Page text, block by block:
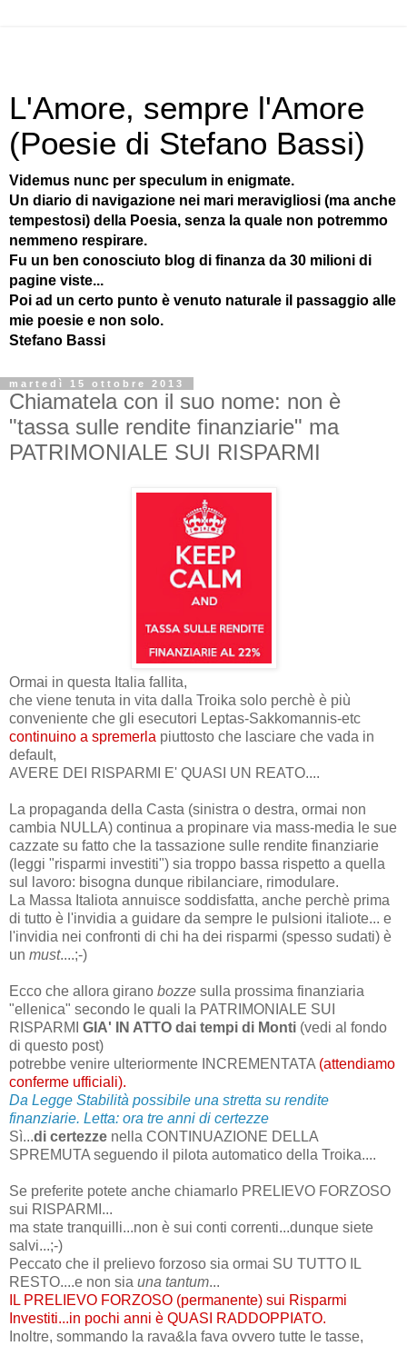
L'Amore, sempre l'Amore
(Poesie di Stefano Bassi)
Videmus nunc per speculum in enigmate.
Un diario di navigazione nei mari meravigliosi (ma anche
tempestosi) della Poesia, senza la quale non potremmo
nemmeno respirare.
Fu un ben conosciuto blog di finanza da 30 milioni di
pagine viste...
Poi ad un certo punto è venuto naturale il passaggio alle
mie poesie e non solo.
Stefano Bassi
martedì 15 ottobre 2013
Chiamatela con il suo nome: non è
"tassa sulle rendite finanziarie" ma
PATRIMONIALE SUI RISPARMI
Ormai in questa Italia fallita,
che viene tenuta in vita dalla Troika solo perchè è più
conveniente che gli esecutori Leptas-Sakkomannis-etc
continuino a spremerla piuttosto che lasciare che vada in
default,
AVERE DEI RISPARMI E' QUASI UN REATO....
La propaganda della Casta (sinistra o destra, ormai non
cambia NULLA) continua a propinare via mass-media le sue
cazzate su fatto che la tassazione sulle rendite finanziarie
(leggi "risparmi investiti") sia troppo bassa rispetto a quella
sul lavoro: bisogna dunque ribilanciare, rimodulare.
La Massa Italiota annuisce soddisfatta, anche perchè prima
di tutto è l'invidia a guidare da sempre le pulsioni italiote... e
l'invidia nei confronti di chi ha dei risparmi (spesso sudati) è
un must....;-)
Ecco che allora girano bozze sulla prossima finanziaria
"ellenica" secondo le quali la PATRIMONIALE SUI
RISPARMI GIA' IN ATTO dai tempi di Monti (vedi al fondo
di questo post)
potrebbe venire ulteriormente INCREMENTATA (attendiamo
conferme ufficiali).
Da Legge Stabilità possibile una stretta su rendite
finanziarie. Letta: ora tre anni di certezze
Sì...di certezze nella CONTINUAZIONE DELLA
SPREMUTA seguendo il pilota automatico della Troika....
Se preferite potete anche chiamarlo PRELIEVO FORZOSO
sui RISPARMI...
ma state tranquilli...non è sui conti correnti...dunque siete
salvi...;-)
Peccato che il prelievo forzoso sia ormai SU TUTTO IL
RESTO....e non sia una tantum...
IL PRELIEVO FORZOSO (permanente) sui Risparmi
Investiti...in pochi anni è QUASI RADDOPPIATO.
Inoltre, sommando la rava&la fava ovvero tutte le tasse,